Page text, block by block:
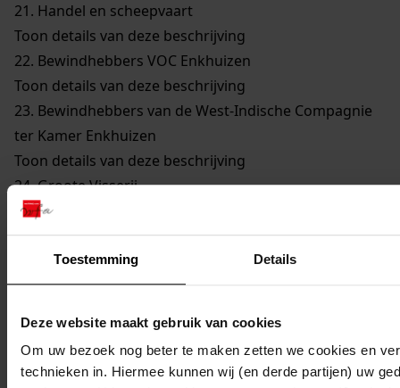
Toestemming Details
Deze website maakt gebruik van cookies
Om uw bezoek nog beter te maken zetten we cookies en
technieken in. Hiermee kunnen wij (en derde partijen) uw
21. Handel en scheepvaart
Toon details van deze beschrijving
22. Bewindhebbers VOC Enkhuizen
Toon details van deze beschrijving
23. Bewindhebbers van de West-Indische Compagnie
ter Kamer Enkhuizen
Toon details van deze beschrijving
24.Groote Visserij
Toon details van deze beschrijving
25.Walvisvaarders
Toon details van deze beschrijving
26.Gilden en Neringen
Toon details van deze beschrijving